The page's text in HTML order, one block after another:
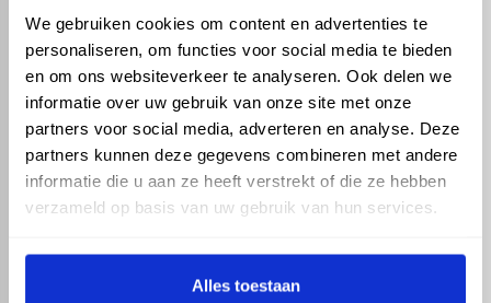
We gebruiken cookies om content en advertenties te
personaliseren, om functies voor social media te bieden
en om ons websiteverkeer te analyseren. Ook delen we
informatie over uw gebruik van onze site met onze
partners voor social media, adverteren en analyse. Deze
partners kunnen deze gegevens combineren met andere
informatie die u aan ze heeft verstrekt of die ze hebben
verzameld op basis van uw gebruik van hun services.
Alles toestaan
ASSORTIMENT
Hemelwaterafvoer
Drukleiding
Beregening
KENNIS EN HULP
Klantenservice
Kennisbank
check_circleDé bouwmarkt van Altena
check_circle Direct uit grote voorraad geleverd met eigen transport
check_circleLevering in NL en BE